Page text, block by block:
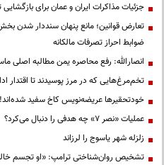
جزئیات مذاکرات ایران و عمان برای بازگشایی
تعارض قوانین؛ مانع پنهان سنددار شدن
ضوابط احراز تصرفات مالکانه
انصارالله: رفع محاصره یمن مطالبه اصلی
تخم‌مرغ‌هایی که در مرز پوسیدند تا اقتدار
خودتحقیرها عریضه‌نویس کاخ سفید شده‌اند!
عملیات «نصر ۷» چه هدفی را دنبال می‌کرد؟
زلزله شهر یاسوج را لرزاند
تشخیص روان‌شناختی ترامپ: «او تجسم